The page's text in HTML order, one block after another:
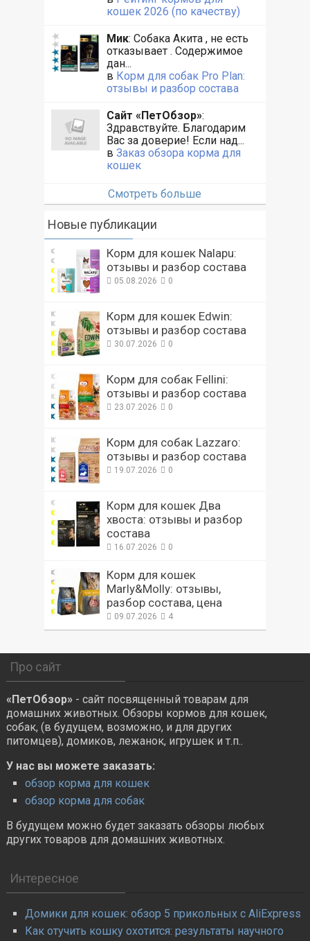
кошек 2026 (по качеству)
Мик: Собака Акита , не есть
отказывает . Содержимое
дан...
в Корм для собак Pro Plan:
отзывы и разбор состава
Сайт «ПетОбзор»:
Здравствуйте. Благодарим
Вас за доверие! Если над...
в Заказ обзора корма для
кошек
Смотреть больше
Новые публикации
Корм для кошек Nalapu:
отзывы и разбор состава
05.08.2026 0
Корм для кошек Edwin:
отзывы и разбор состава
30.07.2026 0
Корм для собак Fellini:
отзывы и разбор состава
23.07.2026 0
Корм для собак Lazzaro:
отзывы и разбор состава
19.07.2026 0
Корм для кошек Два
хвоста: отзывы и разбор
состава
16.07.2026 0
Корм для кошек
Marly&Molly: отзывы,
разбор состава, цена
09.07.2026 4
Про сайт
«ПетОбзор»- сайт посвященный товарам для
домашних животных. Обзоры кормов для кошек,
собак, (в будущем, возможно, и для других
питомцев), домиков, лежанок, игрушек и т.п..
У нас вы можете заказать:
обзор корма для кошек
обзор корма для собак
В будущем можно будет заказать обзоры любых
других товаров для домашних животных.
Интересное
Домики для кошек: обзор 5 прикольных с AliExpress
Как отучить кошку охотится: результаты научного